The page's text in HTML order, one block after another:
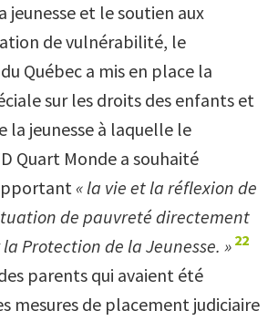
et le soutien aux
de vulnérabilité, le
Québec a mis en place la
sur les droits des enfants et
la jeunesse à laquelle le
Quart Monde a souhaité
« la vie et la réflexion de
de pauvreté directement
Protection de la Jeunesse. » 22
parents qui avaient été
mesures de placement judiciaire